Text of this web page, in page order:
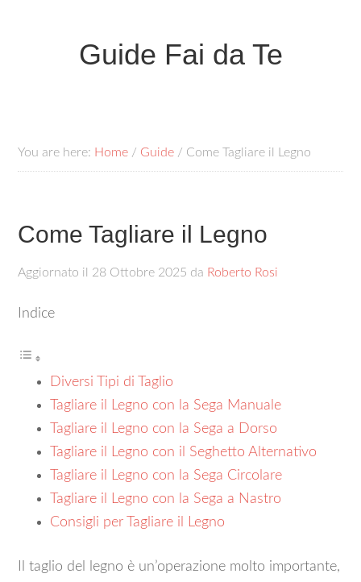
Guide Fai da Te
You are here: Home / Guide / Come Tagliare il Legno
Come Tagliare il Legno
Aggiornato il 28 Ottobre 2025 da Roberto Rosi
Indice
Diversi Tipi di Taglio
Tagliare il Legno con la Sega Manuale
Tagliare il Legno con la Sega a Dorso
Tagliare il Legno con il Seghetto Alternativo
Tagliare il Legno con la Sega Circolare
Tagliare il Legno con la Sega a Nastro
Consigli per Tagliare il Legno
Il taglio del legno è un’operazione molto importante,